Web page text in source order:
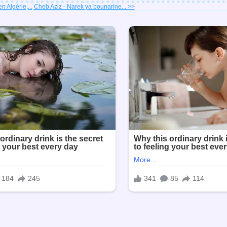
Algérie,... Cheb Aziz - Narek ya bounarine... >>